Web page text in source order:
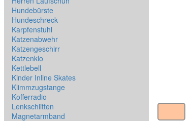
Hundebürste
Hundeschreck
Karpfenstuhl
Katzenabwehr
Katzengeschirr
Katzenklo
Kettlebell
Kinder Inline Skates
Klimmzugstange
Kofferradio
Lenkschlitten
Magnetarmband